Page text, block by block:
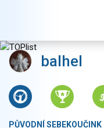
balhel
PŮVODNÍ SEBEKOUČINK